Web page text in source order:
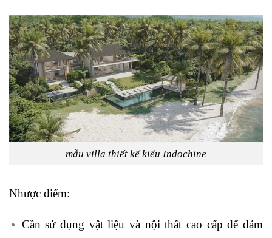
mẫu villa thiết kế kiểu Indochine
Nhược điểm:
Cần sử dụng vật liệu và nội thất cao cấp để đảm